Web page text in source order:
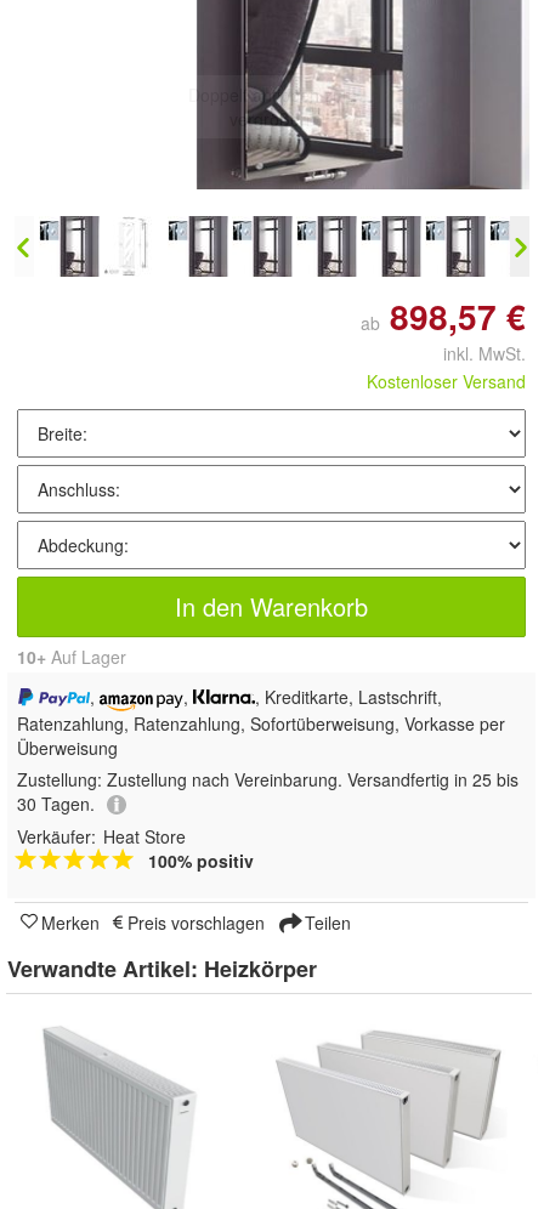
Doppelt antippen zum
vergrößern
ab 898,57 €
inkl. MwSt.
Kostenloser Versand
In den Warenkorb
10+ Auf Lager
,
,
, Kreditkarte, Lastschrift,
Ratenzahlung, Ratenzahlung, Sofortüberweisung, Vorkasse per
Überweisung
Zustellung: Zustellung nach Vereinbarung. Versandfertig in 25 bis
30 Tagen.
Verkäufer: Heat Store
100% positiv
Merken Preis vorschlagen Teilen
Verwandte Artikel: Heizkörper